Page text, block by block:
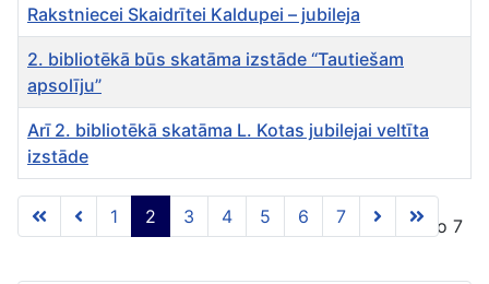
Rakstu tabula
Rakstniecei Skaidrītei Kaldupei – jubileja
2. bibliotēkā būs skatāma izstāde “Tautiešam
apsolīju”
Arī 2. bibliotēkā skatāma L. Kotas jubilejai veltīta
izstāde
2 lapa no 7
1 2 3 4 5 6 7